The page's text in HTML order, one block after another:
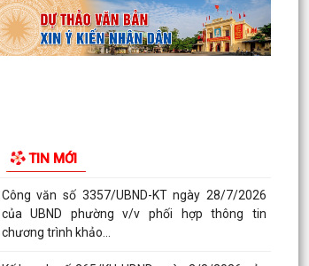
TIN MỚI
dụng đất của UBND phường tại tổ dân phố Lãm
Khê (giáp...
năm 2026
Lễ chào cờ tháng 8/2026
Thông báo số 1298/TB-UBND ngày 31/7/2026